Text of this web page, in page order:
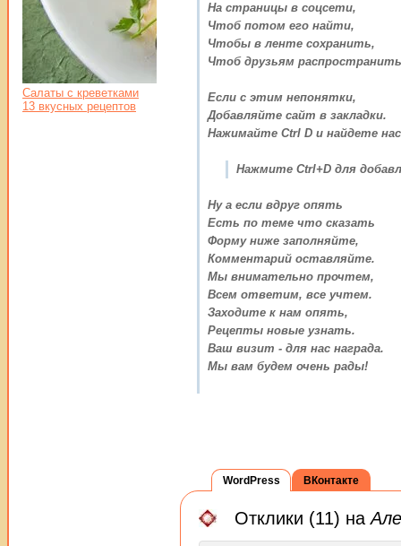
На страницы в соцсети,
Чтоб потом его найти,
Чтобы в ленте сохранить,
Чтоб друзьям
Если с этим непонятки,
Добавляйте сайт в закладки.
Нажимайте Ctrl D и найдете
Нажмите Ctrl+D для
Ну а если вдруг опять
Есть по теме что сказать
Форму ниже заполняйте,
Комментарий оставляйте.
Мы внимательно прочтем,
Всем ответим, все учтем.
Заходите к нам опять,
Рецепты новые узнать.
Ваш визит - для нас награда.
Мы вам будем очень рады!
WordPress
Отклики (11) на
ВКонтакте
Салаты с креветками
13 вкусных рецептов